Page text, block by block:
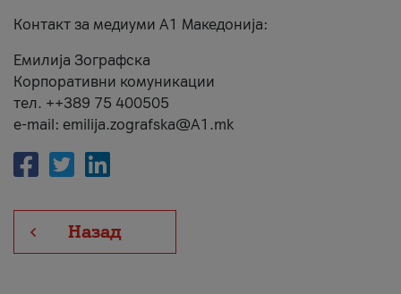
Контакт за медиуми А1 Македонија:
Емилија Зографска
Корпоративни комуникации
тел. ++389 75 400505
e-mail: emilija.zografska@A1.mk
Назад